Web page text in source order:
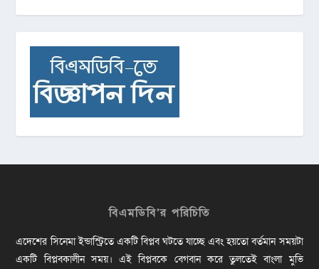
বিএমডিবি’র পরিচিতি
এদেশের সিনেমা ইন্ডাস্ট্রিতে একটি বিপ্লব ঘটতে যাচ্ছে এবং হয়তো বর্তমান সময়টা
একটি বিপ্লবকালীন সময়। এই বিপ্লবকে বেগবান করে তুলতেই বাংলা মুভি